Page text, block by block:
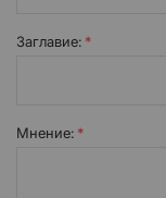
Заглавиe:
Мнение: